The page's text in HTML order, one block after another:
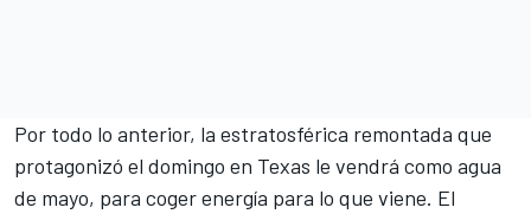
Por todo lo anterior, la estratosférica remontada que
protagonizó el domingo en Texas le vendrá como agua
de mayo, para coger energía para lo que viene. El